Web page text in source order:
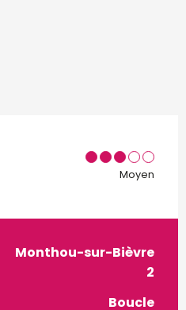
Moyen
pratiques
Monthou-sur-Bièvre
2
Boucle